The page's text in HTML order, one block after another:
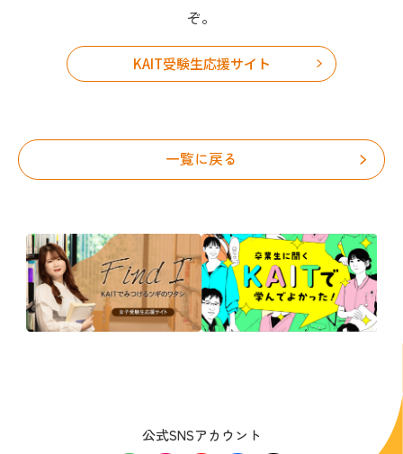
ぞ。
KAIT受験生応援サイト
一覧に戻る
公式SNSアカウント